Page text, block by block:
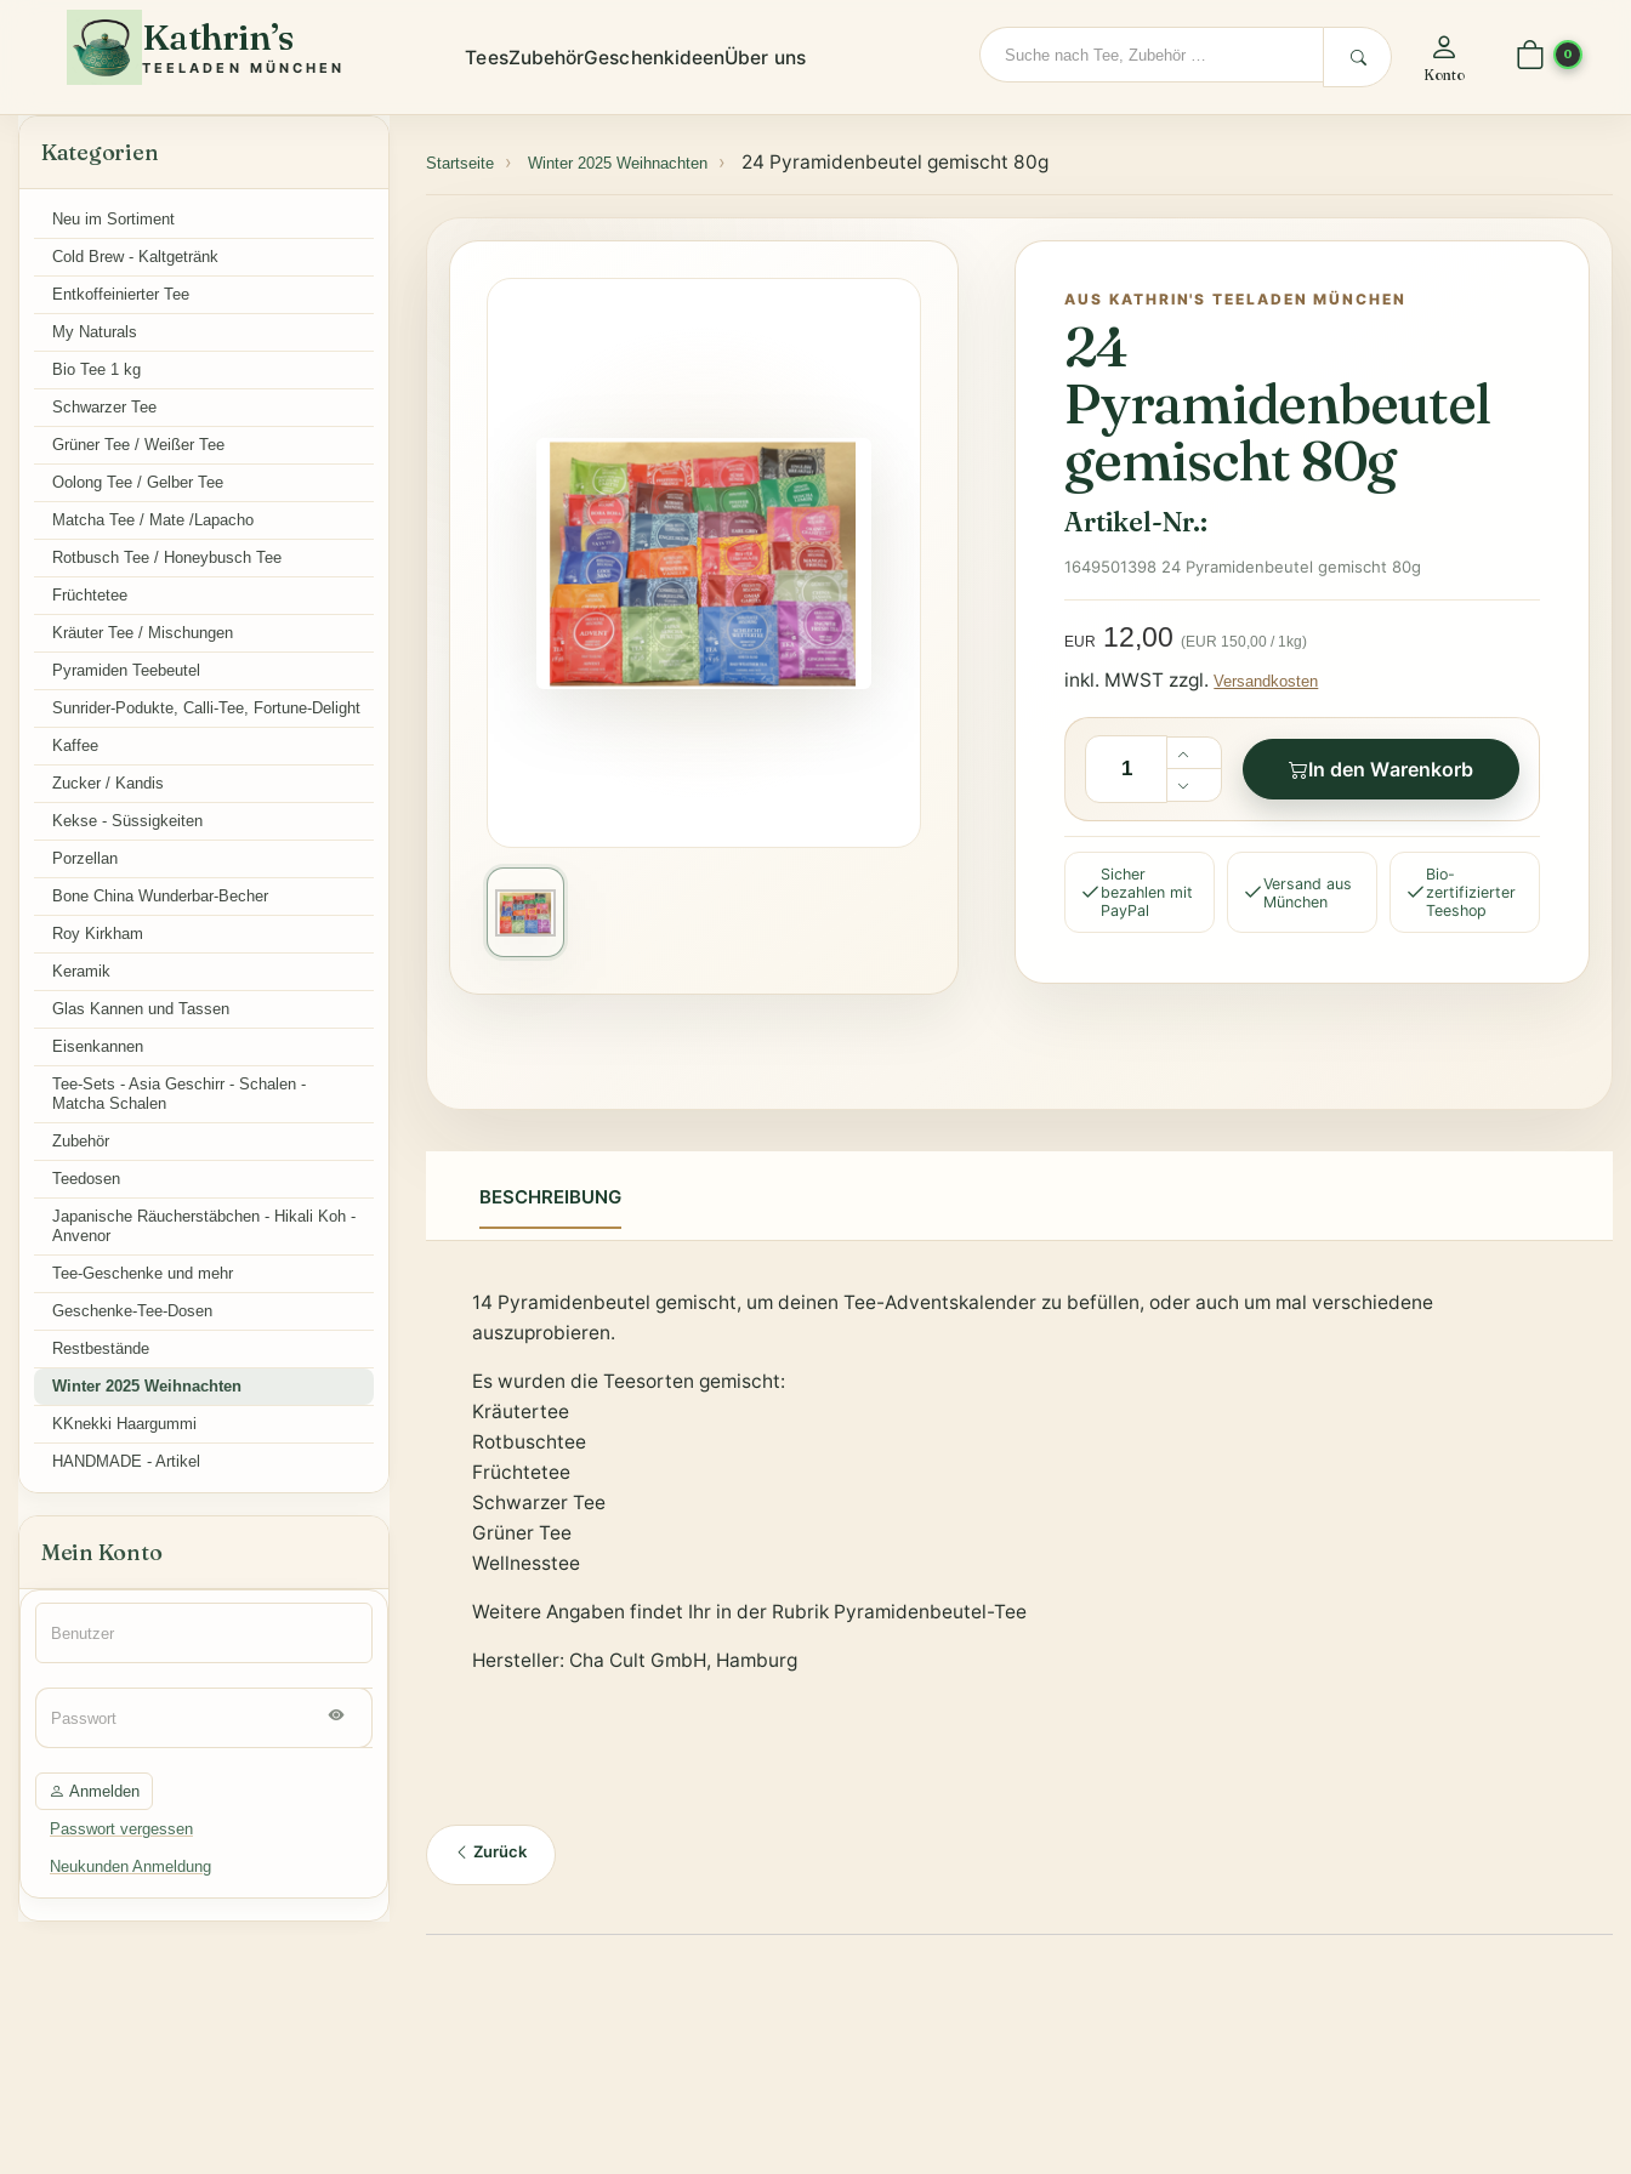
Kathrin’s
TEELADEN MÜNCHEN TeesZubehörGeschenkideenÜber uns
Suche
Konto
0
Startseite Winter 2025 Weihnachten 24 Pyramidenbeutel gemischt 80g
AUS KATHRIN'S TEELADEN MÜNCHEN
24
Pyramidenbeutel
gemischt 80g
Artikel-Nr.:
1649501398 24 Pyramidenbeutel gemischt 80g
EUR 12,00 (EUR 150,00 / 1kg)
inkl. MWST zzgl.Versandkosten
In den Warenkorb
Sicher
bezahlen mit
PayPal
Versand aus
München
Bio-
zertifizierter
Teeshop
BESCHREIBUNG
14 Pyramidenbeutel gemischt, um deinen Tee-Adventskalender zu befüllen, oder auch um mal verschiedene
auszuprobieren.
Es wurden die Teesorten gemischt:
Kräutertee
Rotbuschtee
Früchtetee
Schwarzer Tee
Grüner Tee
Wellnesstee
Weitere Angaben findet Ihr in der Rubrik Pyramidenbeutel-Tee
Hersteller: Cha Cult GmbH, Hamburg
Zurück
Kategorien
Neu im Sortiment
Cold Brew - Kaltgetränk
Entkoffeinierter Tee
My Naturals
Bio Tee 1 kg
Schwarzer Tee
Grüner Tee / Weißer Tee
Oolong Tee / Gelber Tee
Matcha Tee / Mate /Lapacho
Rotbusch Tee / Honeybusch Tee
Früchtetee
Kräuter Tee / Mischungen
Pyramiden Teebeutel
Sunrider-Podukte, Calli-Tee, Fortune-Delight
Kaffee
Zucker / Kandis
Kekse - Süssigkeiten
Porzellan
Bone China Wunderbar-Becher
Roy Kirkham
Keramik
Glas Kannen und Tassen
Eisenkannen
Tee-Sets - Asia Geschirr - Schalen -
Matcha Schalen
Zubehör
Teedosen
Japanische Räucherstäbchen - Hikali Koh -
Anvenor
Tee-Geschenke und mehr
Geschenke-Tee-Dosen
Restbestände
Winter 2025 Weihnachten
KKnekki Haargummi
HANDMADE - Artikel
Mein Konto
Anmelden
Passwort vergessen
Neukunden Anmeldung